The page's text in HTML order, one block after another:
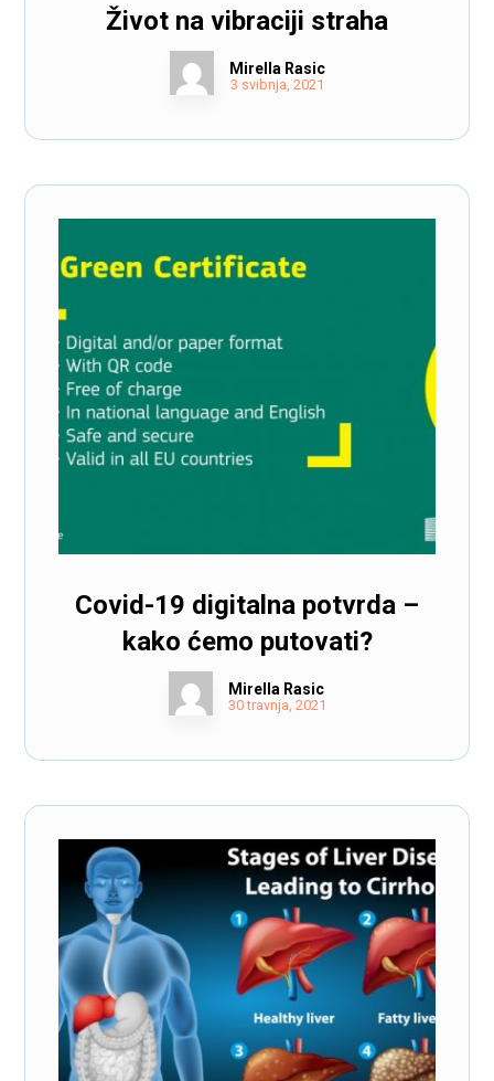
Život na vibraciji straha
Mirella Rasic
3 svibnja, 2021
Covid-19 digitalna potvrda –
kako ćemo putovati?
Mirella Rasic
30 travnja, 2021